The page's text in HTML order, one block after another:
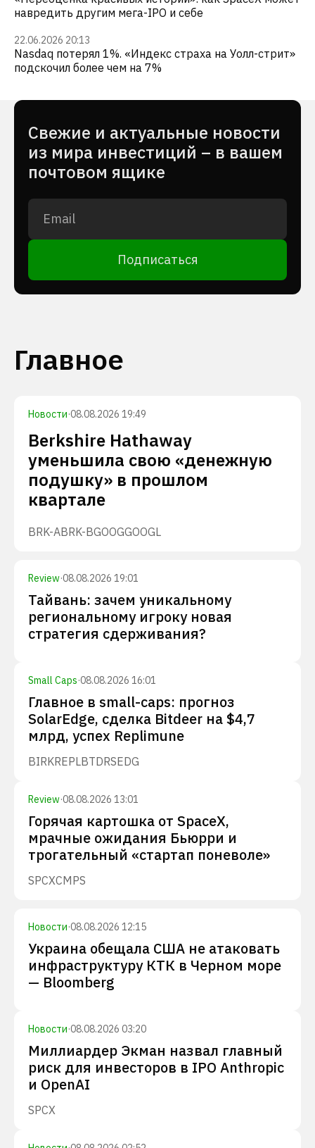
навредить другим мега-IPO и себе
22.06.2026 20:13
Nasdaq потерял 1%. «Индекс страха на Уолл-стрит»
подскочил более чем на 7%
Cвежие и актуальные новости
из мира инвестиций – в вашем
почтовом ящике
Подписаться
Главное
Новости·08.08.2026 19:49
Berkshire Hathaway
уменьшила свою «денежную
подушку» в прошлом
квартале
BRK-ABRK-BGOOGGOOGL
Review·08.08.2026 19:01
Тайвань: зачем уникальному
региональному игроку новая
стратегия сдерживания?
Small Caps·08.08.2026 16:01
Главное в small-caps: прогноз
SolarEdge, сделка Bitdeer на $4,7
млрд, успех Replimune
BIRKREPLBTDRSEDG
Review·08.08.2026 13:01
Горячая картошка от SpaceX,
мрачные ожидания Бьюрри и
трогательный «стартап поневоле»
SPCXCMPS
Новости·08.08.2026 12:15
Украина обещала США не атаковать
инфраструктуру КТК в Черном море
— Bloomberg
Новости·08.08.2026 03:20
Миллиардер Экман назвал главный
риск для инвесторов в IPO Anthropic
и OpenAI
SPCX